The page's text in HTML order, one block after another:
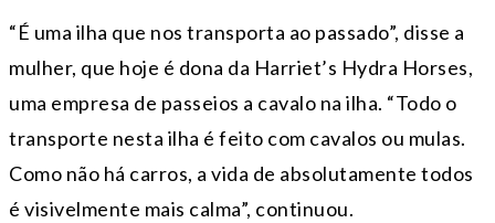
“É uma ilha que nos transporta ao passado”, disse a
mulher, que hoje é dona da Harriet’s Hydra Horses,
uma empresa de passeios a cavalo na ilha. “Todo o
transporte nesta ilha é feito com cavalos ou mulas.
Como não há carros, a vida de absolutamente todos
é visivelmente mais calma”, continuou.